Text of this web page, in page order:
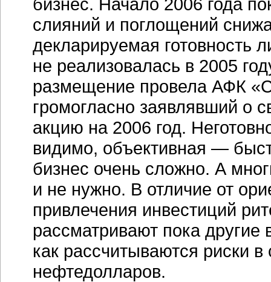
слияний и поглощений
декларируемая готовность
не реализовалась в 2005
размещение провела АФК
громогласно заявлявший о
акцию на 2006 год.
видимо, объективная —
бизнес очень сложно. А
и не нужно. В отличие от
привлечения инвестиций
рассматривают пока другие
как рассчитываются риски
нефтедолларов.